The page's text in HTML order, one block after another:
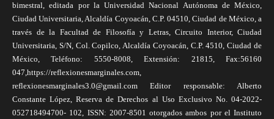
bimestral, editada por la Universidad Nacional Autónoma de México,
Ciudad Universitaria, Alcaldía Coyoacán, C.P. 04510, Ciudad de México, a
través de la Facultad de Filosofía y Letras, Circuito Interior, Ciudad
Universitaria, S/N, Col. Copilco, Alcaldía Coyoacán, C.P. 4510, Ciudad de
México, Teléfono: 5550-8008, Extensión: 21815, Fax:56160
047,https://reflexionesmarginales.com,
reflexionesmarginales3.0@gmail.com Editor responsable: Alberto
Constante López, Reserva de Derechos al Uso Exclusivo No. 04-2022-
052718494700- 102, ISSN: 2007-8501 otorgados ambos por el Instituto